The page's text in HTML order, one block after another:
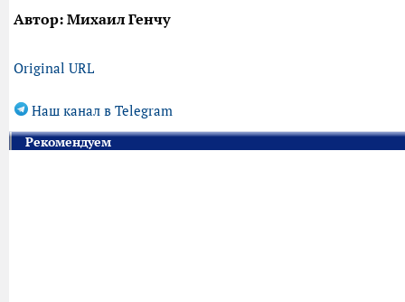
Автор: Михаил Генчу
Original URL
Наш канал в Telegram
Рекомендуем